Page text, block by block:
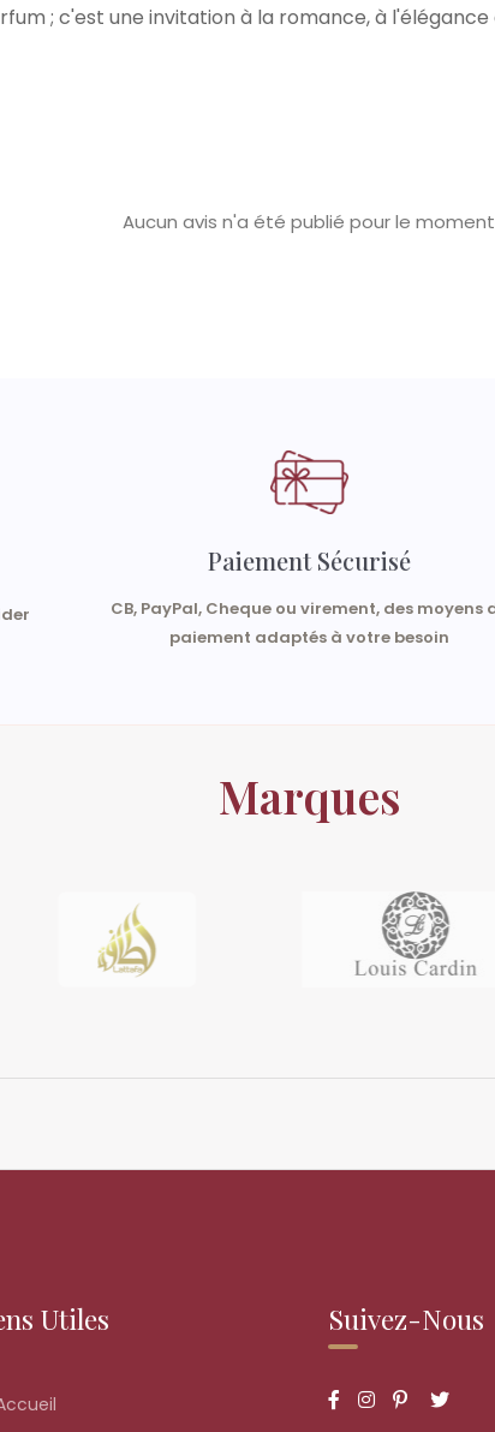
; c'est une invitation à la romance, à
Aucun avis n'a été publié pour le
Paiement Sécurisé
CB, PayPal, Cheque ou virement, des moyens
paiement adaptés à votre besoin
Marques
Utiles Suivez-Nous